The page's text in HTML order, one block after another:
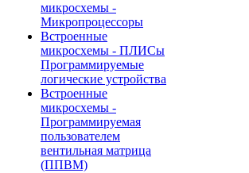
микросхемы -
Микропроцессоры
Встроенные
микросхемы - ПЛИСы
Программируемые
логические устройства
Встроенные
микросхемы -
Программируемая
пользователем
вентильная матрица
(ППВМ)